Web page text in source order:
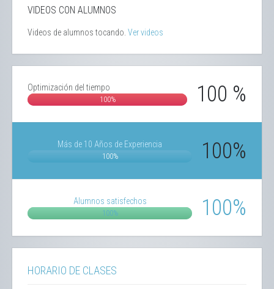
VIDEOS CON ALUMNOS
Videos de alumnos tocando. Ver videos
100 %
Optimización del tiempo
100%
100%
Más de 10 Años de Experiencia
100%
100%
Alumnos satisfechos
100%
HORARIO DE CLASES